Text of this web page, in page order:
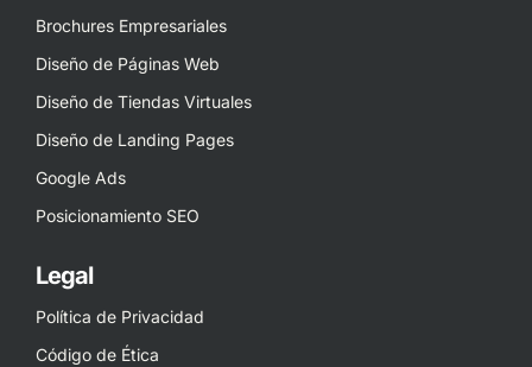
Brochures Empresariales
Diseño de Páginas Web
Diseño de Tiendas Virtuales
Diseño de Landing Pages
Google Ads
Posicionamiento SEO
Legal
Política de Privacidad
Código de Ética